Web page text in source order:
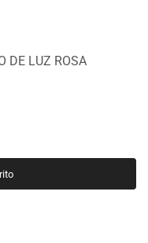
DE LUZ ROSA